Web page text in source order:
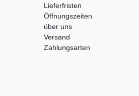
Lieferfristen
Öffnungszeiten
über uns
Versand
Zahlungsarten